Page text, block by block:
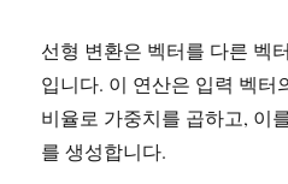
선형 변환은 벡터를 다른 벡
입니다. 이 연산은 입력 벡터
비율로 가중치를 곱하고, 이
를 생성합니다.